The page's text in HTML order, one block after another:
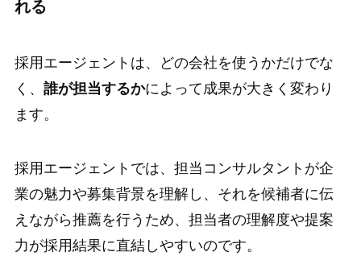
れる
採用エージェントは、どの会社を使うかだけでな
く、 誰が担当するかによって成果が大きく変わり
ます。
採用エージェントでは、担当コンサルタントが企
業の魅力や募集背景を理解し、それを候補者に伝
えながら推薦を行うため、担当者の理解度や提案
力が採用結果に直結しやすいのです。